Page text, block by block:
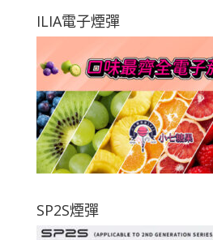
ILIA電子煙彈
SP2S煙彈